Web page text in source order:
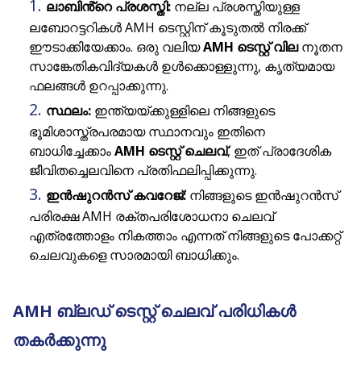
ലാബിൻ്റെ പ്രശസ്തി: നല്ല പ്രശസ്തിയുള്ള
ലബോറട്ടറികൾ AMH ടെസ്റ്റിന് കൂടുതൽ നിരക്ക്
ഈടാക്കിയേക്കാം. ഒരു വലിയAMH ടെസ്റ്റ് വിലനൂതന
സാങ്കേതികവിദ്യകൾ ഉൾക്കൊള്ളുന്നു, കൃത്യമായ
ഫലങ്ങൾ ഉറപ്പാക്കുന്നു.
സ്ഥലം: ഇന്ത്യയ്ക്കുള്ളിലെ നിങ്ങളുടെ
ഭൂമിശാസ്ത്രപരമായ സ്ഥാനവും ഇതിനെ
ബാധിച്ചേക്കാംAMH ടെസ്റ്റ് ചെലവ്, ഇത് പ്രാദേശിക
ജീവിതച്ചെലവിനെ പ്രതിഫലിപ്പിക്കുന്നു.
ഇൻഷുറൻസ് കവറേജ്: നിങ്ങളുടെ ഇൻഷുറൻസ്
പരിരക്ഷ AMH രക്തപരിശോധനാ ചെലവ്
എത്രത്തോളം നികത്താം എന്നത് നിങ്ങളുടെ പോക്കറ്റ്
ചെലവുകളെ സാരമായി ബാധിക്കും.
AMH ബ്ലഡ് ടെസ്റ്റ് ചെലവ് പരിധികൾ
തകർക്കുന്നു